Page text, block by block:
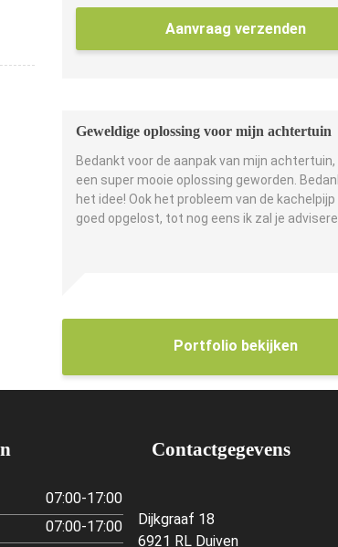
Aanvraag verzenden
Geweldige oplossing voor mijn achtertuin
Bedankt voor de aanpak van mijn achtertuin,
een super mooie oplossing geworden.
het idee! Ook het probleem van de kachelpijp
goed opgelost, tot nog eens ik zal je
Portfolio bekijken
07:00-17:00
07:00-17:00
Contactgegevens
Dijkgraaf 18
6921 RL Duiven